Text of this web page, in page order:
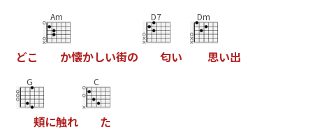
どこ
Am
か懐かしい街の
D7
匂い
Dm
思い出
G
頬に触れ
C
た